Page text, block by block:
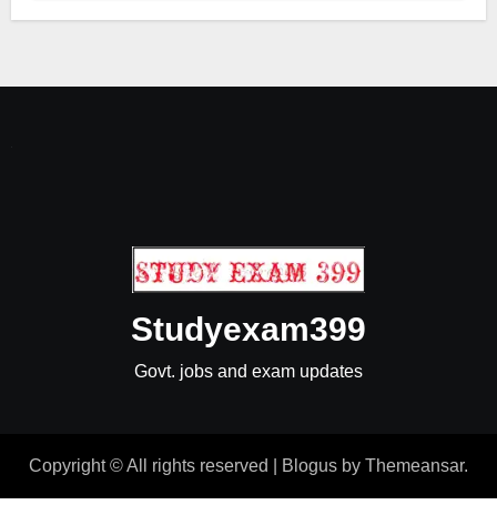
Studyexam399
Govt. jobs and exam updates
Copyright © All rights reserved Blogus by Themeansar.